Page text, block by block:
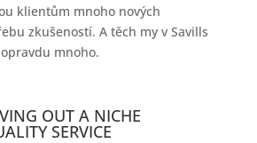
klientům mnoho nových
zkušeností. A těch my v Savills
mnoho.
OUT A NICHE
SERVICE